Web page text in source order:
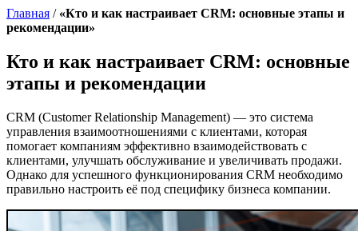
Главная / «Кто и как настраивает CRM: основные этапы и
рекомендации»
Кто и как настраивает CRM: основные
этапы и рекомендации
CRM (Customer Relationship Management) — это система
управления взаимоотношениями с клиентами, которая
помогает компаниям эффективно взаимодействовать с
клиентами, улучшать обслуживание и увеличивать продажи.
Однако для успешного функционирования CRM необходимо
правильно настроить её под специфику бизнеса компании.